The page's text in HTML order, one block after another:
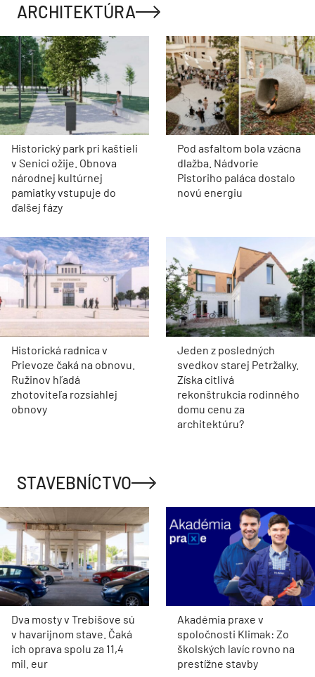
ARCHITEKTÚRA
Historický park pri kaštieli
v Senici ožije. Obnova
národnej kultúrnej
pamiatky vstupuje do
ďalšej fázy
Pod asfaltom bola vzácna
dlažba. Nádvorie
Pistoriho paláca dostalo
novú energiu
Historická radnica v
Prievoze čaká na obnovu.
Ružinov hľadá
zhotoviteľa rozsiahlej
obnovy
Jeden z posledných
svedkov starej Petržalky.
Získa citlivá
rekonštrukcia rodinného
domu cenu za
architektúru?
STAVEBNÍCTVO
Dva mosty v Trebišove sú
v havarijnom stave. Čaká
ich oprava spolu za 11,4
mil. eur
Akadémia praxe v
spoločnosti Klimak: Zo
školských lavíc rovno na
prestížne stavby